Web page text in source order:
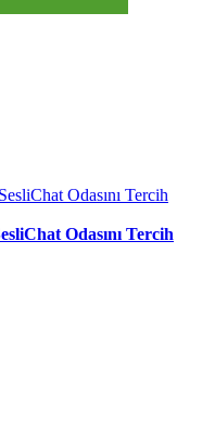
Odasını Tercih